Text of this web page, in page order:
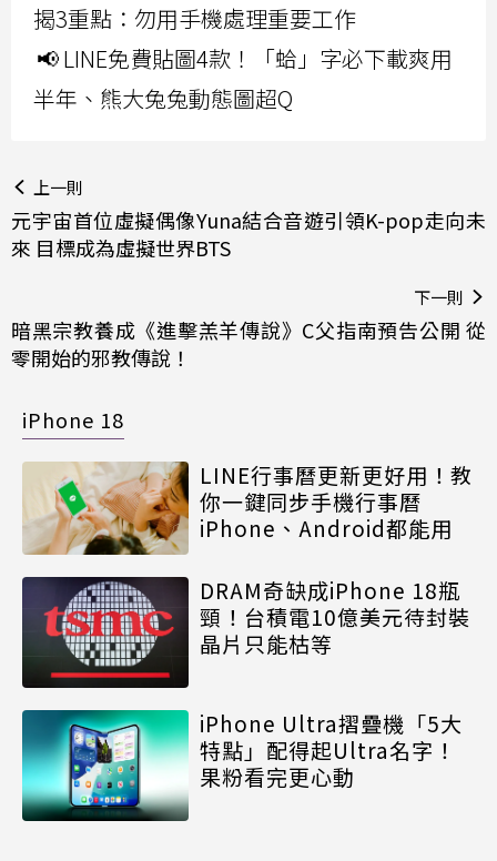
揭3重點：勿用手機處理重要工作
📢 LINE免費貼圖4款！「蛤」字必下載爽用
半年、熊大兔兔動態圖超Q
上一則
元宇宙首位虛擬偶像Yuna結合音遊引領K-pop走向未
來 目標成為虛擬世界BTS
下一則
暗黑宗教養成《進擊羔羊傳說》C父指南預告公開 從
零開始的邪教傳說！
iPhone 18
LINE行事曆更新更好用！教
你一鍵同步手機行事曆
iPhone、Android都能用
DRAM奇缺成iPhone 18瓶
頸！台積電10億美元待封裝
晶片只能枯等
iPhone Ultra摺疊機「5大
特點」配得起Ultra名字！
果粉看完更心動